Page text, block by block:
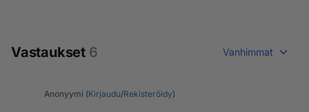
Vastaukset 6 Vanhimmat
Anonyymi (Kirjaudu/Rekisteröidy)